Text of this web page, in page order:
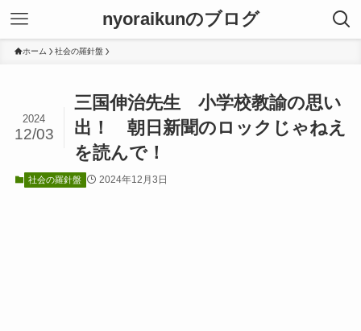
nyoraikunのブログ
ホーム 社会の羅針盤
三国伸治先生 小学校教諭の思い
出！ 朝日新聞のロックじゃねえ
を読んで！
2024
12/03
社会の羅針盤 2024年12月3日